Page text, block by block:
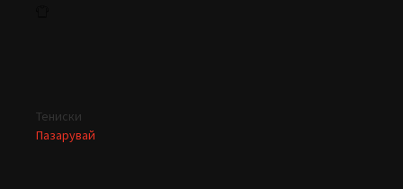
Тениски
Пазарувай